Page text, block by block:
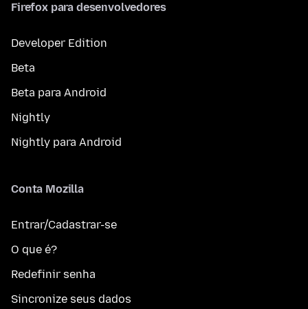
Firefox para desenvolvedores
Developer Edition
Beta
Beta para Android
Nightly
Nightly para Android
Conta Mozilla
Entrar/Cadastrar-se
O que é?
Redefinir senha
Sincronize seus dados